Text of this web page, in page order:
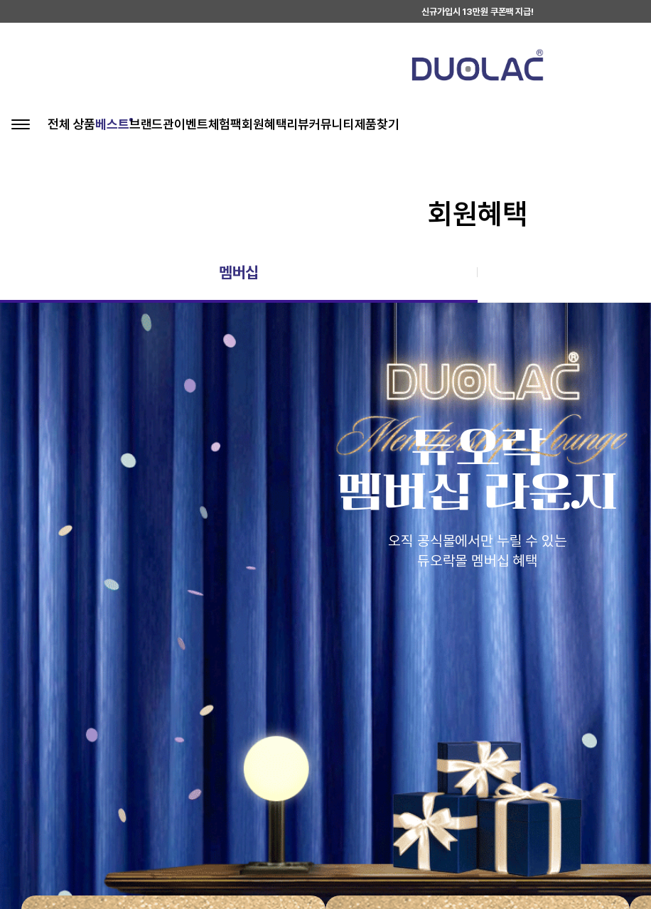
신규가입시 13만원 쿠폰팩 지급!
전체 상품베스트브랜드관이벤트체험팩회원혜택리뷰커뮤니티 제품찾기
회원혜택
멤버십
듀오락
멤버십 라운지
오직 공식몰에서만 누릴 수 있는
듀오락몰 멤버십 혜택